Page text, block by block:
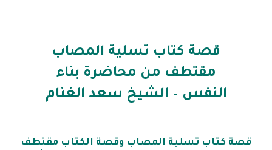
قصة كتاب تسلية المصاب
مقتطف من محاضرة بناء
النفس – الشيخ سعد الغنام
قصة كتاب تسلية المصاب وقصة الكتاب مقتطف